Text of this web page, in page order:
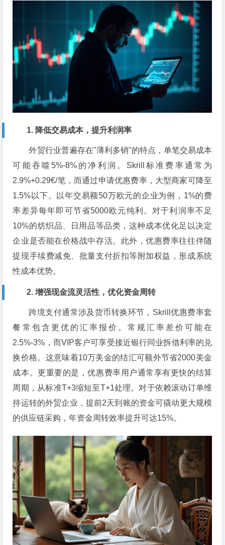
1. 降低交易成本，提升利润率
外贸行业普遍存在"薄利多销"的特点，单笔交易成本
可能吞噬5%-8%的净利润。Skrill标准费率通常为
2.9%+0.29€/笔，而通过申请优惠费率，大型商家可降至
1.5%以下。以年交易额50万欧元的企业为例，1%的费
率差异每年即可节省5000欧元纯利。对于利润率不足
10%的纺织品、日用品等品类，这种成本优化足以决定
企业是否能在价格战中存活。此外，优惠费率往往伴随
提现手续费减免、批量支付折扣等附加权益，形成系统
性成本优势。
2. 增强现金流灵活性，优化资金周转
跨境支付通常涉及货币转换环节，Skrill优惠费率套
餐常包含更优的汇率报价。常规汇率差价可能在
2.5%-3%，而VIP客户可享受接近银行同业拆借利率的兑
换价格。这意味着10万美金的结汇可额外节省2000美金
成本。更重要的是，优惠费率用户通常享有更快的结算
周期，从标准T+3缩短至T+1处理。对于依赖滚动订单维
持运转的外贸企业，提前2天到账的资金可撬动更大规模
的供应链采购，年资金周转效率提升可达15%。